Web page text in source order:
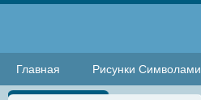
Главная Рисунки Символами